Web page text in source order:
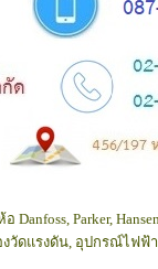
Parker,
งวัดแรงดัน, อุปกรณ์ไฟฟ้